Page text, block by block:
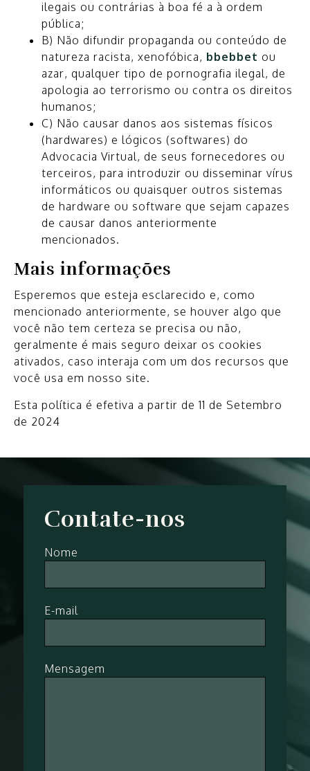
ilegais ou contrárias à boa fé a à ordem
pública;
B) Não difundir propaganda ou conteúdo de
natureza racista, xenofóbica, bbebbet ou
azar, qualquer tipo de pornografia ilegal, de
apologia ao terrorismo ou contra os direitos
humanos;
C) Não causar danos aos sistemas físicos
(hardwares) e lógicos (softwares) do
Advocacia Virtual, de seus fornecedores ou
terceiros, para introduzir ou disseminar vírus
informáticos ou quaisquer outros sistemas
de hardware ou software que sejam capazes
de causar danos anteriormente
mencionados.
Mais informações
Esperemos que esteja esclarecido e, como
mencionado anteriormente, se houver algo que
você não tem certeza se precisa ou não,
geralmente é mais seguro deixar os cookies
ativados, caso interaja com um dos recursos que
você usa em nosso site.
Esta política é efetiva a partir de 11 de Setembro
de 2024
Contate-nos
Nome
E-mail
Mensagem